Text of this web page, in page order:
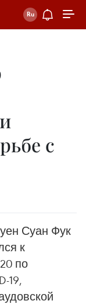
с
Суан Фук
к
по
19,